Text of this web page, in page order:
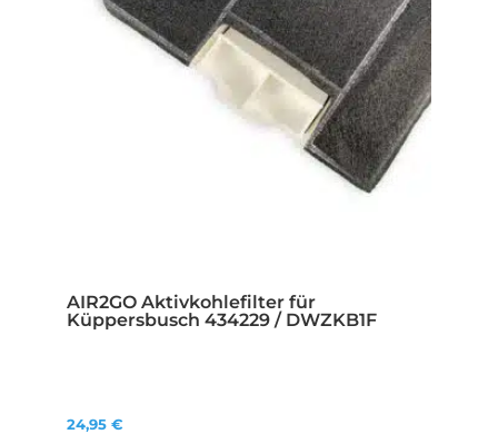
AIR2GO Aktivkohlefilter für
Küppersbusch 434229 / DWZKB1F
24,95 €